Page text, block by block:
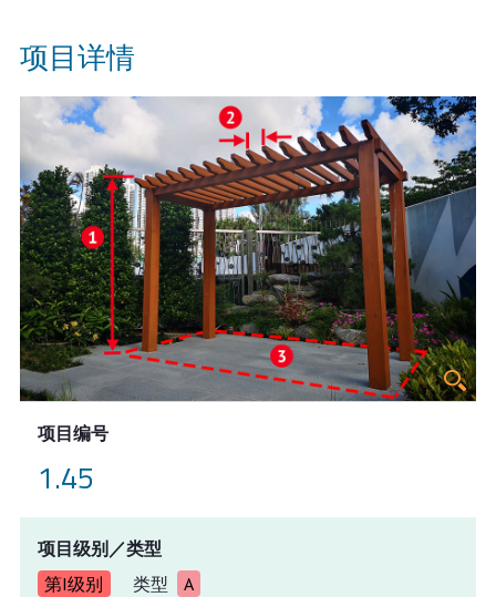
项目详情
项目编号
1.45
项目级别／类型
第I级别
类型 A